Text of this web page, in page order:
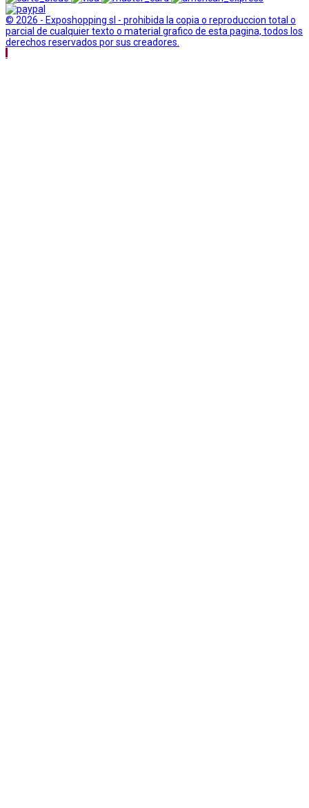
© 2026 - Exposhopping sl - prohibida la copia o reproduccion total o
parcial de cualquier texto o material grafico de esta pagina, todos los
derechos reservados por sus creadores.